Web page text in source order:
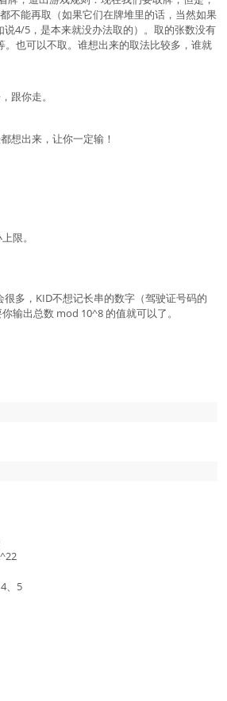
不能再取（如果它们在牌堆里的话，当然如果
4/5，是本来就没办法取的）。取的张数没有
。也可以不取。谁想出来的取法比较多，谁就
跟你走。
想出来，让你一定输！
限。
多，KID不想记长串的数字（驾驶证号码的
输出总数 mod 10^8 的值就可以了。
、5